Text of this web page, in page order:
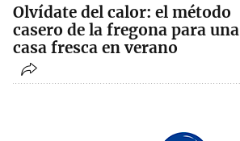
Olvídate del calor: el método
casero de la fregona para una
casa fresca en verano